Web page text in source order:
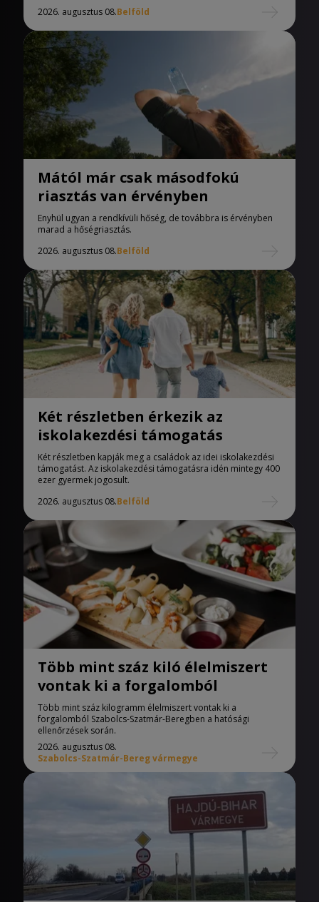
2026. augusztus 08.Belföld
Mától már csak másodfokú
riasztás van érvényben
Enyhül ugyan a rendkívüli hőség, de továbbra is érvényben
marad a hőségriasztás.
2026. augusztus 08.Belföld
Két részletben érkezik az
iskolakezdési támogatás
Két részletben kapják meg a családok az idei iskolakezdési
támogatást. Az iskolakezdési támogatásra idén mintegy 400
ezer gyermek jogosult.
2026. augusztus 08.Belföld
Több mint száz kiló élelmiszert
vontak ki a forgalomból
Több mint száz kilogramm élelmiszert vontak ki a
forgalomból Szabolcs-Szatmár-Beregben a hatósági
ellenőrzések során.
2026. augusztus 08.
Szabolcs-Szatmár-Bereg vármegye